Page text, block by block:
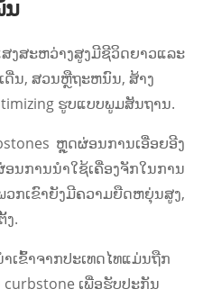
ນ
ສງສະຫວ່າງສູງມີຊີວິດຍາວແລະ
ດີ່ນ, ສວນຫຼືຖະຫນົນ, ສ້າງ
ຮູບແບບພູມສັນຖານ.
ຫຼຸດຜ່ອນການເອື່ອຍອີງ
ການນໍາໃຊ້ເຄື່ອງຈັກໃນການ
ກເຂົາຍັງມີຄວາມຍືດຫຍຸ່ນສູງ,
ງ.
ເຂົ້າຈາກປະເທດໄທແມ່ນຖືກ
ເພື່ອຮັບປະກັນ